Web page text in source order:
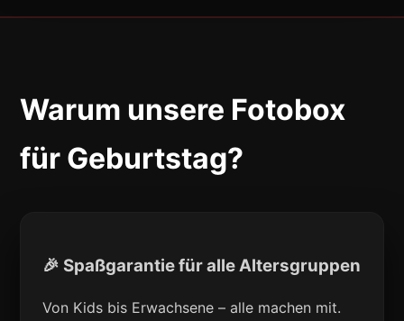
Warum unsere Fotobox
für Geburtstag?
🎉 Spaßgarantie für alle Altersgruppen
Von Kids bis Erwachsene – alle machen mit.